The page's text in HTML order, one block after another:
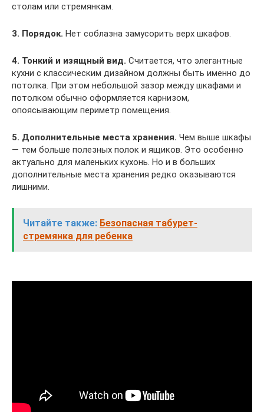
столам или стремянкам.
3. Порядок. Нет соблазна замусорить верх шкафов.
4. Тонкий и изящный вид. Считается, что элегантные
кухни с классическим дизайном должны быть именно до
потолка. При этом небольшой зазор между шкафами и
потолком обычно оформляется карнизом,
опоясывающим периметр помещения.
5. Дополнительные места хранения. Чем выше шкафы
— тем больше полезных полок и ящиков. Это особенно
актуально для маленьких кухонь. Но и в больших
дополнительные места хранения редко оказываются
лишними.
Читайте также: Безопасная табурет-
стремянка для ребенка